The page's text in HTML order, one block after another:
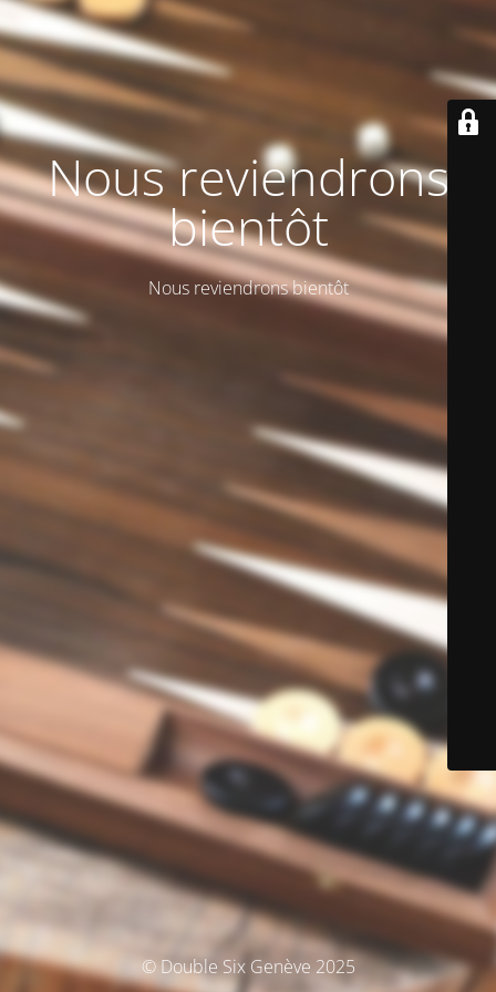
Nous reviendrons
bientôt
Nous reviendrons bientôt
© Double Six Genève 2025